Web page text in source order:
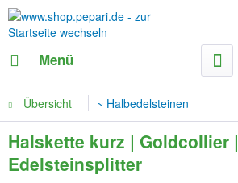
Menü
Übersicht ~ Halbedelsteinen
Halskette kurz | Goldcollier |
Edelsteinsplitter